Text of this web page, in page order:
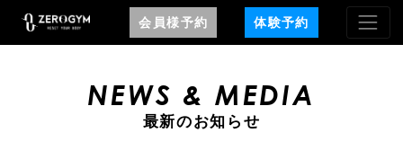
会員様予約
体験予約
NEWS & MEDIA
最新のお知らせ